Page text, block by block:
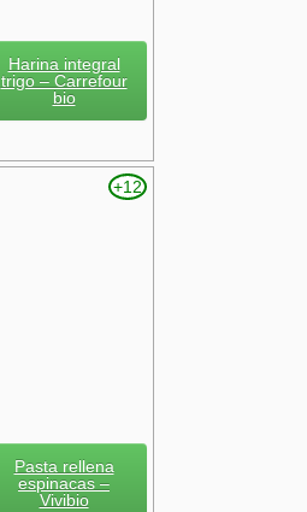
Harina integral
trigo – Carrefour
bio
+12
Pasta rellena
espinacas –
Vivibio